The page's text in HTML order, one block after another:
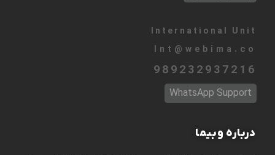
International Unit
Int @ webima.co
989232937216
WhatsApp Support
درباره وبیما